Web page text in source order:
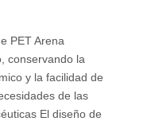
PET Arena
conservando la
y la facilidad de
de las
El diseño de